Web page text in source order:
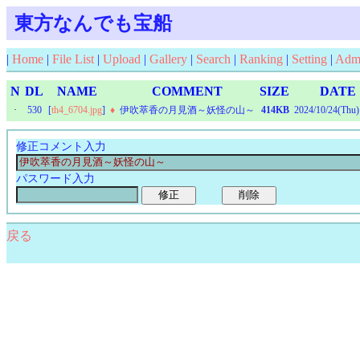
東方なんでも宝船
| Home | File List | Upload | Gallery | Search | Ranking | Setting |
N DL NAME COMMENT SIZE DATE
· 530 [th4_6704.jpg] ♦ 伊吹萃香の月見酒～妖怪の山～ 414KB 2024/10/
修正コメント入力
パスワード入力
戻る